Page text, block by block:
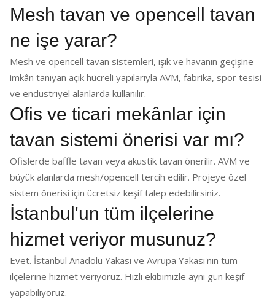
Mesh tavan ve opencell tavan
ne işe yarar?
Mesh ve opencell tavan sistemleri, ışık ve havanın geçişine
imkân tanıyan açık hücreli yapılarıyla AVM, fabrika, spor tesisi
ve endüstriyel alanlarda kullanılır.
Ofis ve ticari mekânlar için
tavan sistemi önerisi var mı?
Ofislerde baffle tavan veya akustik tavan önerilir. AVM ve
büyük alanlarda mesh/opencell tercih edilir. Projeye özel
sistem önerisi için ücretsiz keşif talep edebilirsiniz.
İstanbul'un tüm ilçelerine
hizmet veriyor musunuz?
Evet. İstanbul Anadolu Yakası ve Avrupa Yakası'nın tüm
ilçelerine hizmet veriyoruz. Hızlı ekibimizle aynı gün keşif
yapabiliyoruz.